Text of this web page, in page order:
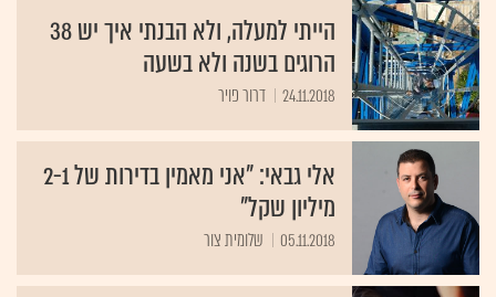
הייתי למעלה, ולא הבנתי איך יש 38
הרוגים בשנה ולא בשעה
24.11.2018 דרור פויר
אלי גבאי: "אני מאמין בדירות של 2-1
מיליון שקל"
05.11.2018 שלומית צור